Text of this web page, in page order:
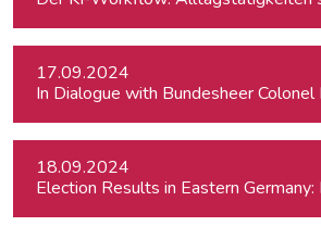
17.09.2024
In Dialogue with Bundesheer
18.09.2024